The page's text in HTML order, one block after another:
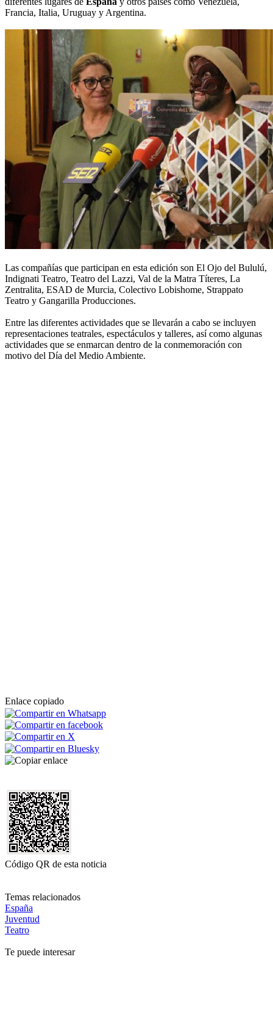
Francia, Italia, Uruguay y Argentina.
Las compañías que participan en esta edición son El Ojo del Bululú,
Indignati Teatro, Teatro del Lazzi, Val de la Matra Títeres, La
Zentralita, ESAD de Murcia, Colectivo Lobishome, Strappato
Teatro y Gangarilla Producciones.
Entre las diferentes actividades que se llevarán a cabo se incluyen
representaciones teatrales, espectáculos y talleres, así como algunas
actividades que se enmarcan dentro de la conmemoración con
motivo del Día del Medio Ambiente.
Enlace copiado
Código QR de esta noticia
Temas relacionados
España
Juventud
Teatro
Te puede interesar